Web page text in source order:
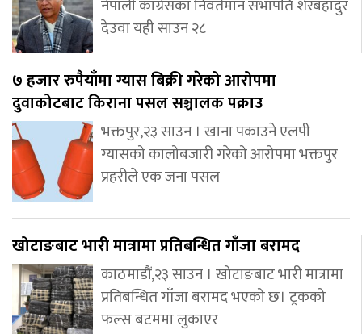
नेपाली कांग्रेसका निवर्तमान सभापति शेरबहादुर
देउवा यही साउन २८
७ हजार रुपैयाँमा ग्यास बिक्री गरेको आरोपमा
दुवाकोटबाट किराना पसल सञ्चालक पक्राउ
भक्तपुर,२३ साउन । खाना पकाउने एलपी
ग्यासको कालोबजारी गरेको आरोपमा भक्तपुर
प्रहरीले एक जना पसल
खोटाङबाट भारी मात्रामा प्रतिबन्धित गाँजा बरामद
काठमाडौं,२३ साउन । खोटाङबाट भारी मात्रामा
प्रतिबन्धित गाँजा बरामद भएको छ। ट्रकको
फल्स बटममा लुकाएर